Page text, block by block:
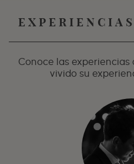
Conoce las experiencias
vivido su